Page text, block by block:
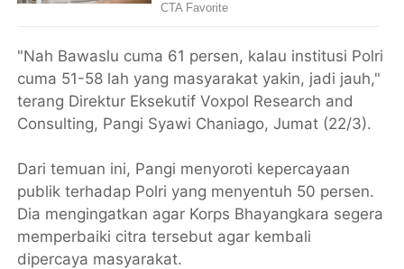
"Nah Bawaslu cuma 61 persen, kalau institusi Polri
cuma 51-58 lah yang masyarakat yakin, jadi jauh,"
terang Direktur Eksekutif Voxpol Research and
Consulting, Pangi Syawi Chaniago, Jumat (22/3).
Dari temuan ini, Pangi menyoroti kepercayaan
publik terhadap Polri yang menyentuh 50 persen.
Dia mengingatkan agar Korps Bhayangkara segera
memperbaiki citra tersebut agar kembali
dipercaya masyarakat.